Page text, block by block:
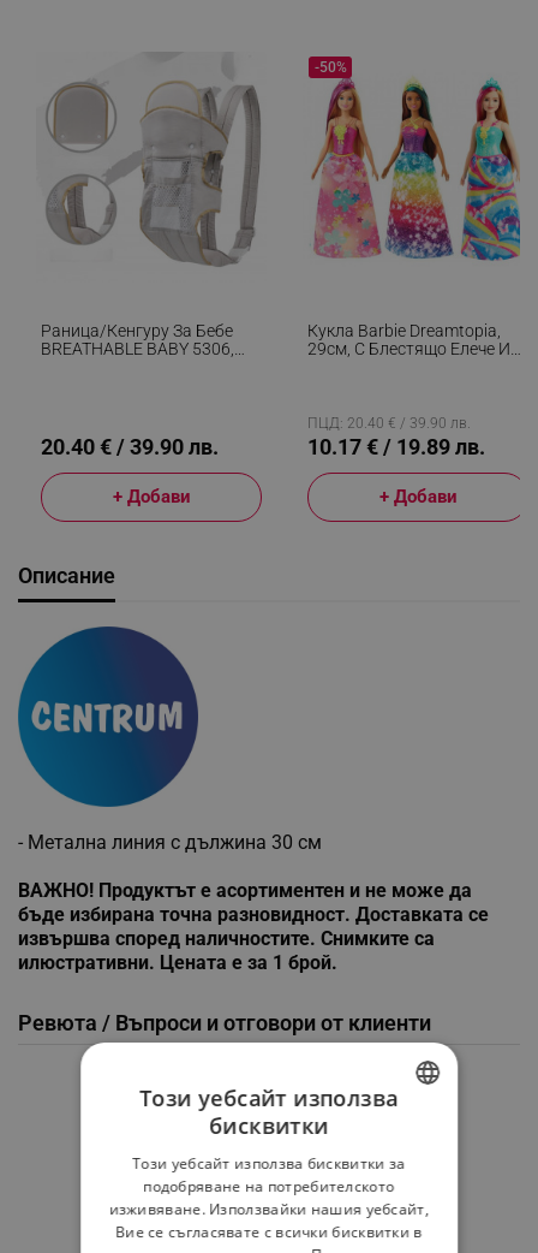
Раница/кенгуру За Бебе
BREATHABLE BABY 5306,
20.40 € / 39.90 лв.
+ Добави
Кукла Barbie Dreamtopia,
29см, С Блестящо Елече И
-50%
ПЦД: 20.40 € / 39.90 лв.
10.17 € / 19.89 лв.
+ Добави
Описание
- Метална линия с дължина 30 см
ВАЖНО! Продуктът е асортиментен и не може да
бъде избирана точна разновидност. Доставката се
извършва според наличностите. Снимките са
илюстративни. Цената е за 1 брой.
Ревюта / Въпроси и отговори от клиенти
Средна оценка
0.0
★★★★★
Този уебсайт използва
бисквитки
Този уебсайт използва бисквитки за
подобряване на потребителското
изживяване. Използвайки нашия уебсайт,
Вие се съгласявате с всички бисквитки в